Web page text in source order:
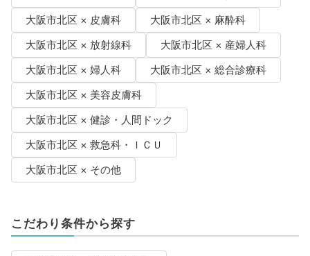
大阪市北区 × 皮膚科
大阪市北区 × 麻酔科
大阪市北区 × 放射線科
大阪市北区 × 産婦人科
大阪市北区 × 婦人科
大阪市北区 × 総合診療科
大阪市北区 × 美容皮膚科
大阪市北区 × 健診・人間ドック
大阪市北区 × 救急科・ＩＣＵ
大阪市北区 × その他
こだわり条件から探す